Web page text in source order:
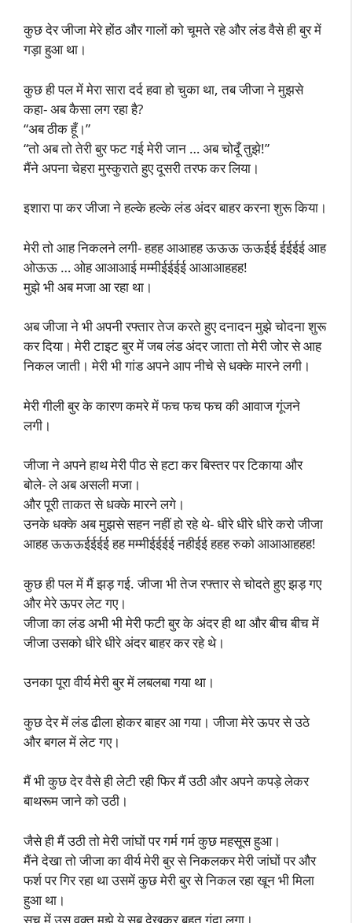
कुछ देर जीजा मेरे होंठ और गालों को चूमते रहे और लंड वैसे ही बुर में
गड़ा हुआ था।
कुछ ही पल में मेरा सारा दर्द हवा हो चुका था, तब जीजा ने मुझसे
कहा- अब कैसा लग रहा है?
“अब ठीक हूँ।”
“तो अब तो तेरी बुर फट गई मेरी जान … अब चोदूँ तुझे!”
मैंने अपना चेहरा मुस्कुराते हुए दूसरी तरफ कर लिया।
इशारा पा कर जीजा ने हल्के हल्के लंड अंदर बाहर करना शुरू किया।
मेरी तो आह निकलने लगी- हहह आआहह ऊऊऊ ऊऊईई ईईईई आह
ओऊऊ … ओह आआआई मम्मीईईईई आआआहहह!
मुझे भी अब मजा आ रहा था।
अब जीजा ने भी अपनी रफ्तार तेज करते हुए दनादन मुझे चोदना शुरू
कर दिया। मेरी टाइट बुर में जब लंड अंदर जाता तो मेरी जोर से आह
निकल जाती। मेरी भी गांड अपने आप नीचे से धक्के मारने लगी।
मेरी गीली बुर के कारण कमरे में फच फच फच की आवाज गूंजने
लगी।
जीजा ने अपने हाथ मेरी पीठ से हटा कर बिस्तर पर टिकाया और
बोले- ले अब असली मजा।
और पूरी ताकत से धक्के मारने लगे।
उनके धक्के अब मुझसे सहन नहीं हो रहे थे- धीरे धीरे धीरे करो जीजा
आहह ऊऊऊईईईई हह मम्मीईईईई नहीईई हहह रुको आआआहहह!
कुछ ही पल में मैं झड़ गई. जीजा भी तेज रफ्तार से चोदते हुए झड़ गए
और मेरे ऊपर लेट गए।
जीजा का लंड अभी भी मेरी फटी बुर के अंदर ही था और बीच बीच में
जीजा उसको धीरे धीरे अंदर बाहर कर रहे थे।
उनका पूरा वीर्य मेरी बुर में लबलबा गया था।
कुछ देर में लंड ढीला होकर बाहर आ गया। जीजा मेरे ऊपर से उठे
और बगल में लेट गए।
मैं भी कुछ देर वैसे ही लेटी रही फिर मैं उठी और अपने कपड़े लेकर
बाथरूम जाने को उठी।
जैसे ही मैं उठी तो मेरी जांघों पर गर्म गर्म कुछ महसूस हुआ।
मैंने देखा तो जीजा का वीर्य मेरी बुर से निकलकर मेरी जांघों पर और
फर्श पर गिर रहा था उसमें कुछ मेरी बुर से निकल रहा खून भी मिला
हुआ था।
सच में उस वक्त मुझे ये सब देखकर बहुत गंदा लगा।